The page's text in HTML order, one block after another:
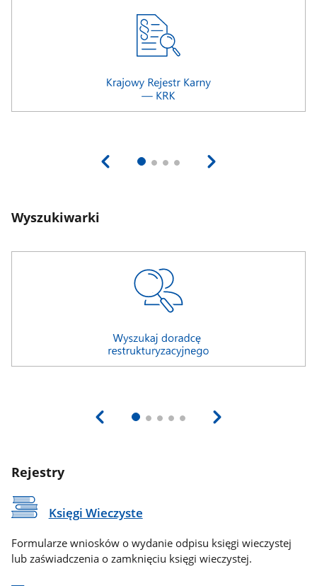
Wyszukiwarki
Rejestry
Księgi Wieczyste
Formularze wniosków o wydanie odpisu księgi wieczystej
lub zaświadczenia o zamknięciu księgi wieczystej.